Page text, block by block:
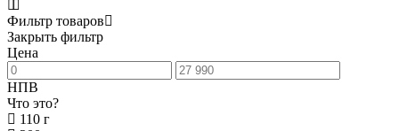
Фильтр товаров
Закрыть фильтр
Цена
НПВ
Что это?
110 г